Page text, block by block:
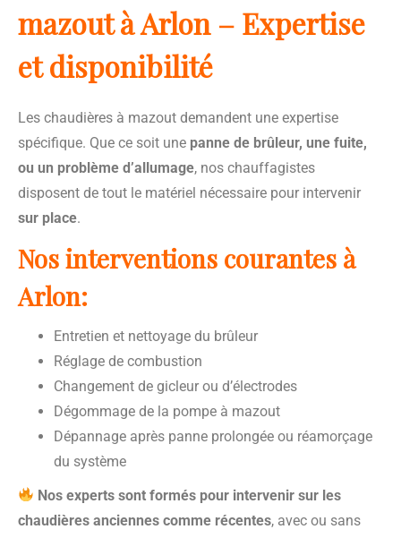
mazout à Arlon – Expertise
et disponibilité
Les chaudières à mazout demandent une expertise
spécifique. Que ce soit une panne de brûleur, une fuite,
ou un problème d’allumage, nos chauffagistes
disposent de tout le matériel nécessaire pour intervenir
sur place.
Nos interventions courantes à
Arlon:
Entretien et nettoyage du brûleur
Réglage de combustion
Changement de gicleur ou d’électrodes
Dégommage de la pompe à mazout
Dépannage après panne prolongée ou réamorçage
du système
Nos experts sont formés pour intervenir sur les
chaudières anciennes comme récentes, avec ou sans